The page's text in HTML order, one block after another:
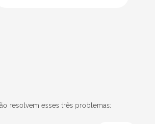
resolvem esses três problemas: